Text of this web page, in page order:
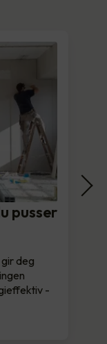
pusser
deg
-